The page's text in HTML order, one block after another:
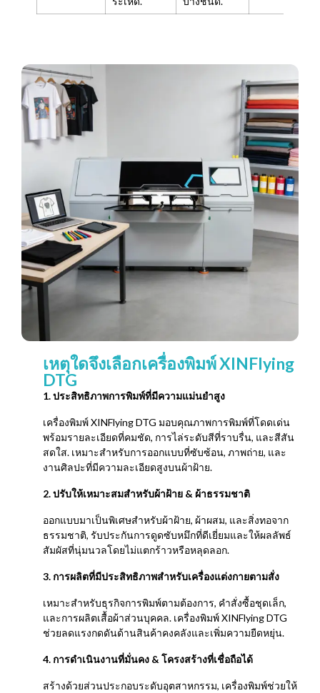
เหตุใดจึงเลือกเครื่องพิมพ์ XINFlying
DTG
1. ประสิทธิภาพการพิมพ์ที่มีความแม่นยำสูง
เครื่องพิมพ์ XINFlying DTG มอบคุณภาพการพิมพ์ที่โดดเด่น
พร้อมรายละเอียดที่คมชัด, การไล่ระดับสีที่ราบรื่น, และสีสัน
สดใส. เหมาะสำหรับการออกแบบที่ซับซ้อน, ภาพถ่าย, และ
งานศิลปะที่มีความละเอียดสูงบนผ้าฝ้าย.
2. ปรับให้เหมาะสมสำหรับผ้าฝ้าย & ผ้าธรรมชาติ
ออกแบบมาเป็นพิเศษสำหรับผ้าฝ้าย, ผ้าผสม, และสิ่งทอจาก
ธรรมชาติ, รับประกันการดูดซับหมึกที่ดีเยี่ยมและให้ผลลัพธ์
สัมผัสที่นุ่มนวลโดยไม่แตกร้าวหรือหลุดลอก.
3. การผลิตที่มีประสิทธิภาพสำหรับเครื่องแต่งกายตามสั่ง
เหมาะสำหรับธุรกิจการพิมพ์ตามต้องการ, คำสั่งซื้อชุดเล็ก,
และการผลิตเสื้อผ้าส่วนบุคคล. เครื่องพิมพ์ XINFlying DTG
ช่วยลดแรงกดดันด้านสินค้าคงคลังและเพิ่มความยืดหยุ่น.
4. การดำเนินงานที่มั่นคง & โครงสร้างที่เชื่อถือได้
สร้างด้วยส่วนประกอบระดับอุตสาหกรรม, เครื่องพิมพ์ช่วยให้